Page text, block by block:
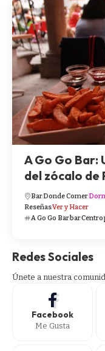
A Go Go Bar:
del zócalo de
BarDonde Comer
ReseñasVer y Hacer
A Go Go BarbarCentro
Redes Sociales
Únete a nuestra
Facebook
Me Gusta